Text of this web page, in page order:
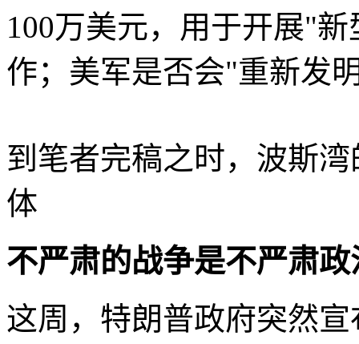
100万美元，用于开展"
作；美军是否会"重新发
到笔者完稿之时，波斯
体
不严肃的战争是不严肃
这周，特朗普政府突然